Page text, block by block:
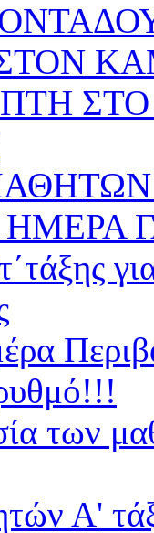
ΣΤΟ
των
Α'